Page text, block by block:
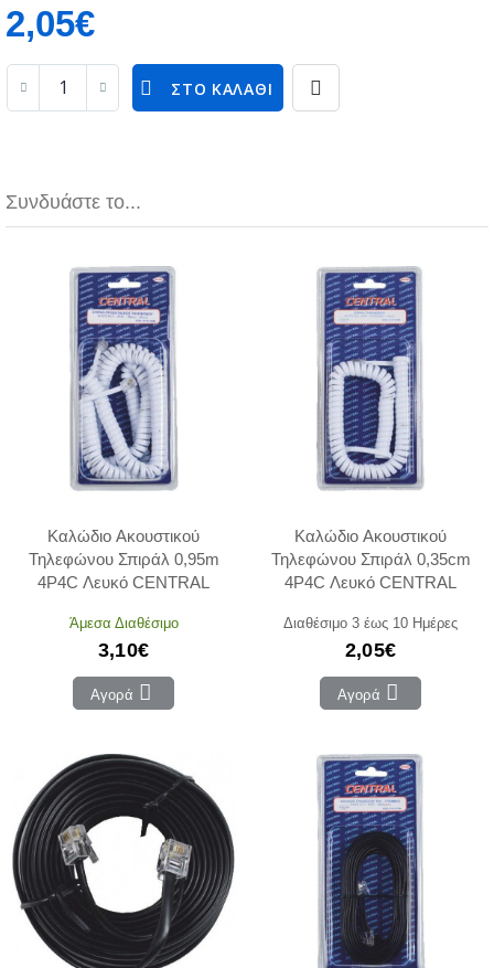
2,05€
ΣΤΟ ΚΑΛΆΘΙ
Συνδυάστε το...
Καλώδιο Ακουστικού
Τηλεφώνου Σπιράλ 0,95m
4P4C Λευκό CENTRAL
Άμεσα Διαθέσιμο
3,10€
Αγορά
Καλώδιο Ακουστικού
Τηλεφώνου Σπιράλ 0,35cm
4P4C Λευκό CENTRAL
Διαθέσιμο 3 έως 10 Ημέρες
2,05€
Αγορά